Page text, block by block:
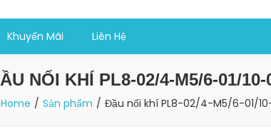
Khuyến Mãi Liên Hệ
NỐI KHÍ PL8-02/4-M5/6-01/10-
Home Sản phẩm Đầu nối khí PL8-02/4-M5/6-01/